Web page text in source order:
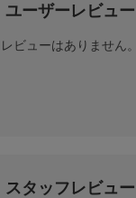
ユーザーレビュー
レビューはありません。
スタッフレビュー